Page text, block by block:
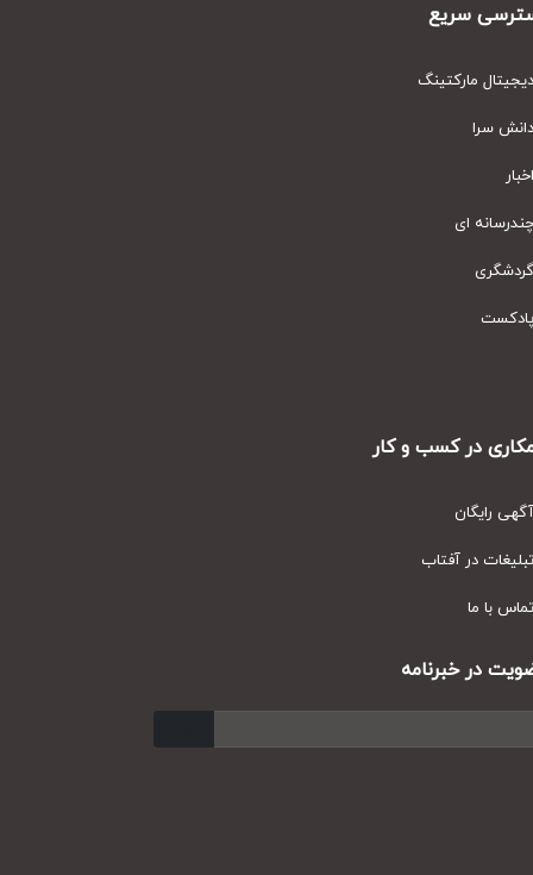
سریع
مارکتینگ
سرا
ای
در کسب و کار
رایگان
در آفتاب
با ما
در خبرنامه